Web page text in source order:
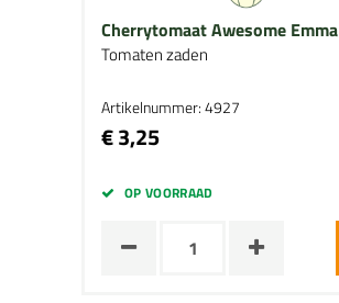
Cherrytomaat Awesome Emma
Tomaten zaden
Artikelnummer: 4927
€ 3,25
OP VOORRAAD